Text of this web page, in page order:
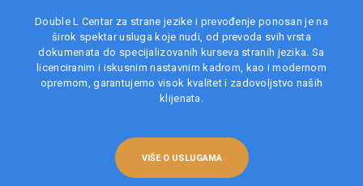
Double L Centar za strane jezike i prevođenje ponosan je na
širok spektar usluga koje nudi, od prevoda svih vrsta
dokumenata do specijalizovanih kurseva stranih jezika. Sa
licenciranim i iskusnim nastavnim kadrom, kao i modernom
opremom, garantujemo visok kvalitet i zadovoljstvo naših
klijenata.
VIŠE O USLUGAMA